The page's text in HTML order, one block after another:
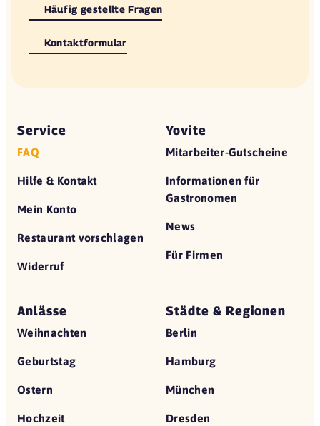
Häufig gestellte Fragen
Kontaktformular
Service
FAQ
Hilfe & Kontakt
Mein Konto
Restaurant vorschlagen
Widerruf
Yovite
Mitarbeiter-Gutscheine
Informationen für
Gastronomen
News
Für Firmen
Anlässe
Weihnachten
Geburtstag
Ostern
Hochzeit
Städte & Regionen
Berlin
Hamburg
München
Dresden